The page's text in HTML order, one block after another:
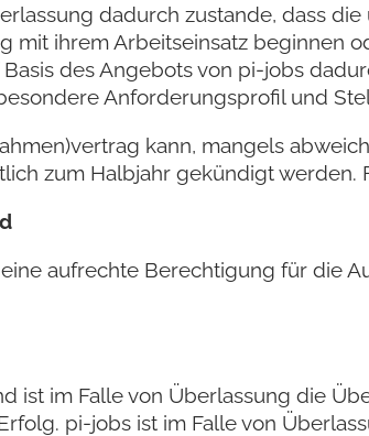
dadurch zustande, dass
mit ihrem Arbeitseinsatz beginnen
des Angebots von pi-jobs
Anforderungsprofil und
kann, mangels
zum Halbjahr gekündigt werden.
aufrechte Berechtigung für die
ist im Falle von Überlassung die
pi-jobs ist im Falle von